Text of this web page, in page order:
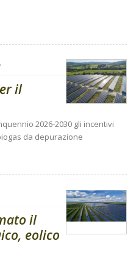
il
2026-2030 gli incentivi
da depurazione
il
eolico